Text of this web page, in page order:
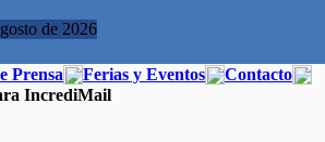
de 2026
Prensa Ferias y Eventos
Contacto
IncrediMail